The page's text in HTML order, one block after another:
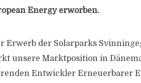
Energy erworben.
Erwerb der Solarparks
unsere Marktposition in
Entwickler Erneuerbarer